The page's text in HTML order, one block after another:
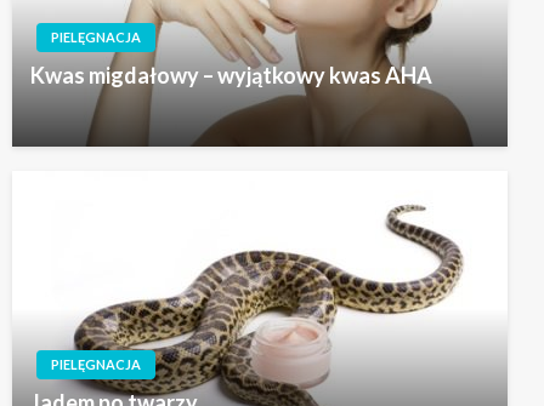
PIELĘGNACJA
Kwas migdałowy – wyjątkowy kwas AHA
PIELĘGNACJA